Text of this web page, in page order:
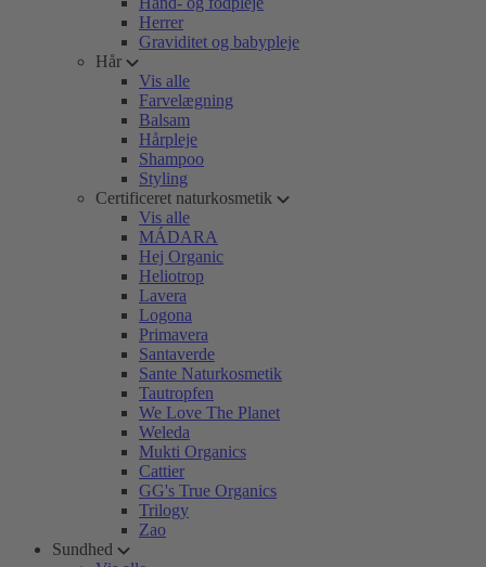
Herrer
Graviditet og babypleje
Hår
Vis alle
Farvelægning
Balsam
Hårpleje
Shampoo
Styling
Certificeret naturkosmetik
Vis alle
MÁDARA
Hej Organic
Heliotrop
Lavera
Logona
Primavera
Santaverde
Sante Naturkosmetik
Tautropfen
We Love The Planet
Weleda
Mukti Organics
Cattier
GG's True Organics
Trilogy
Zao
Sundhed